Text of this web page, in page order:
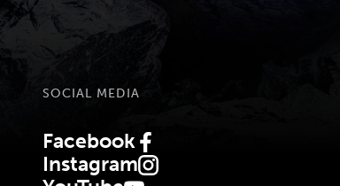
SOCIAL MEDIA
Facebook
(Öffnet in neuem Tab)
Instagram
(Öffnet in neuem Tab)